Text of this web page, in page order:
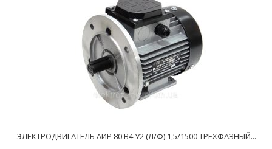
ЭЛЕКТРОДВИГАТЕЛЬ АИР 80 В4 У2 (Л/Ф) 1,5/1500 ТРЕХФАЗНЫЙ...